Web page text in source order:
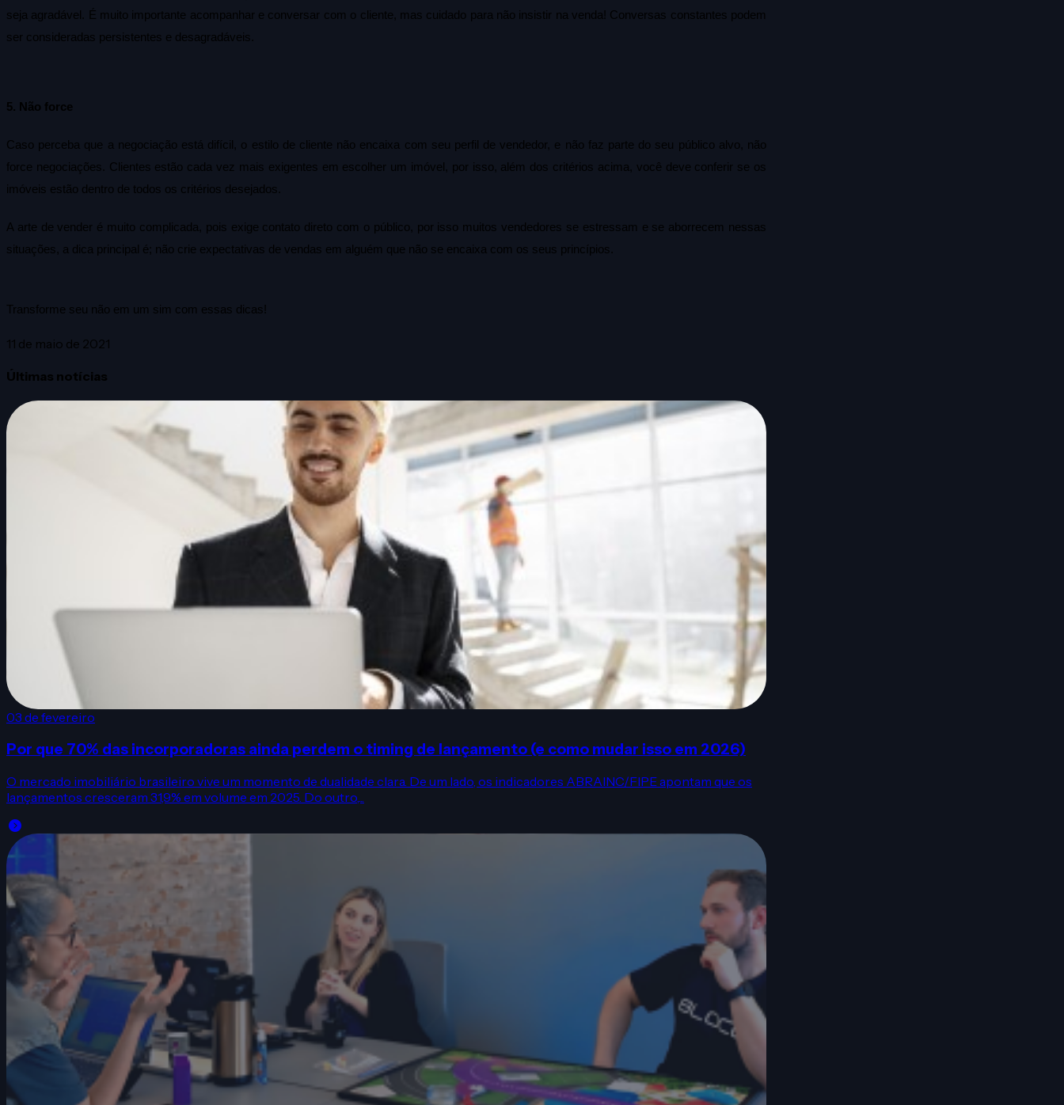
seja agradável. É muito importante acompanhar e conversar com o cliente, mas cuidado para não insistir na venda! Conversas constantes podem
ser consideradas persistentes e desagradáveis.
5. Não force
Caso perceba que a negociação está difícil, o estilo de cliente não encaixa com seu perfil de vendedor, e não faz parte do seu público alvo, não
force negociações. Clientes estão cada vez mais exigentes em escolher um imóvel, por isso, além dos critérios acima, você deve conferir se os
imóveis estão dentro de todos os critérios desejados.
A arte de vender é muito complicada, pois exige contato direto com o público, por isso muitos vendedores se estressam e se aborrecem nessas
situações, a dica principal é; não crie expectativas de vendas em alguém que não se encaixa com os seus princípios.
Transforme seu não em um sim com essas dicas!
11 de maio de 2021
Últimas notícias
03 de fevereiro
Por que 70% das incorporadoras ainda perdem o timing de lançamento (e como mudar isso em 2026)
O mercado imobiliário brasileiro vive um momento de dualidade clara. De um lado, os indicadores ABRAINC/FIPE apontam que os
lançamentos cresceram 31,9% em volume em 2025. Do outro,...